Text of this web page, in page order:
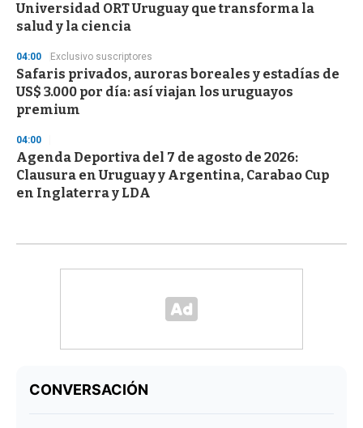
Universidad ORT Uruguay que transforma la
salud y la ciencia
04:00 Exclusivo suscriptores
Safaris privados, auroras boreales y estadías de
US$ 3.000 por día: así viajan los uruguayos
premium
04:00
Agenda Deportiva del 7 de agosto de 2026:
Clausura en Uruguay y Argentina, Carabao Cup
en Inglaterra y LDA